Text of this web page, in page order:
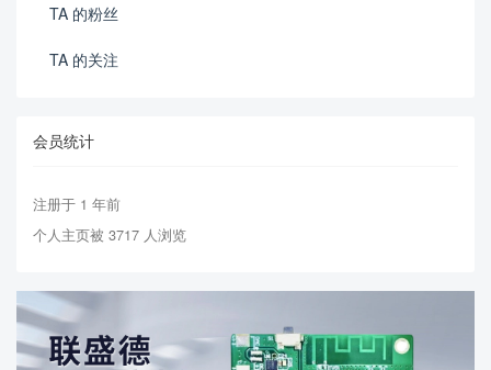
TA 的粉丝
TA 的关注
会员统计
注册于 1 年前
个人主页被 3717 人浏览